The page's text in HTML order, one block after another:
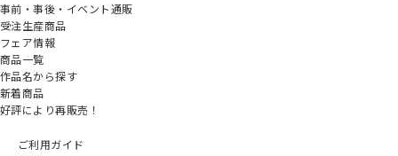
事前・事後・イベント通販
受注生産商品
フェア情報
商品一覧
作品名から探す
新着商品
好評により再販売！
ご利用ガイド